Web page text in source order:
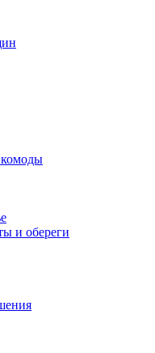
и обереги